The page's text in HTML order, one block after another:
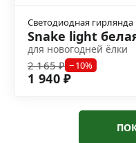
Светодиодная гирлянда
Snake light
для новогодней ёлки
2 165 ₽ −10%
1 940 ₽